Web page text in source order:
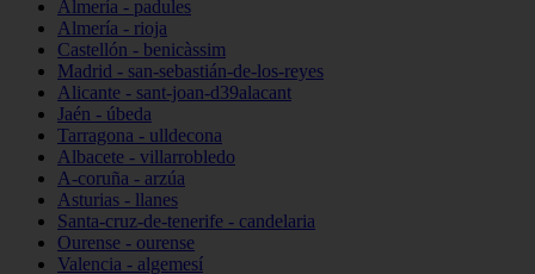
Almería - padules
Almería - rioja
Castellón - benicàssim
Madrid - san-sebastián-de-los-reyes
Alicante - sant-joan-d39alacant
Jaén - úbeda
Tarragona - ulldecona
Albacete - villarrobledo
A-coruña - arzúa
Asturias - llanes
Santa-cruz-de-tenerife - candelaria
Ourense - ourense
Valencia - algemesí